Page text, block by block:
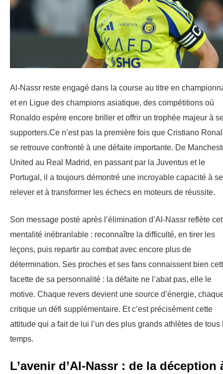
Al-Nassr reste engagé dans la course au titre en
et en Ligue des champions asiatique, des compétitions où
Ronaldo espère encore briller et offrir un trophée majeur à
supporters.Ce n’est pas la première fois que Cristiano
se retrouve confronté à une défaite importante. De
United au Real Madrid, en passant par la Juventus et le
Portugal, il a toujours démontré une incroyable capacité à se
relever et à transformer les échecs en moteurs de réussite.
Son message posté après l’élimination d’Al-Nassr reflète
mentalité inébranlable : reconnaître la difficulté, en tirer les
leçons, puis repartir au combat avec encore plus de
détermination. Ses proches et ses fans connaissent bien
facette de sa personnalité : la défaite ne l’abat pas, elle le
motive. Chaque revers devient une source d’énergie,
critique un défi supplémentaire. Et c’est précisément cette
attitude qui a fait de lui l’un des plus grands athlètes de tous
temps.
L’avenir d’Al-Nassr : de la déception